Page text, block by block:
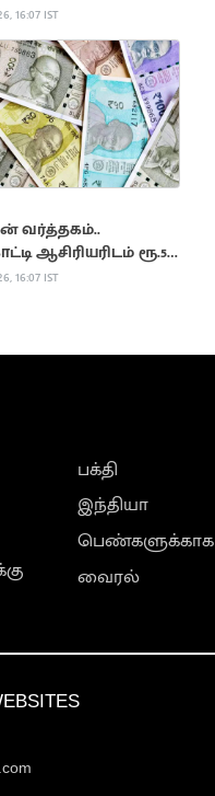
16:07 IST
ஆசிரியரிடம் ரூ.57
16:07 IST
பக்தி
இந்தியா
பெண்களுக்காக
வைரல்